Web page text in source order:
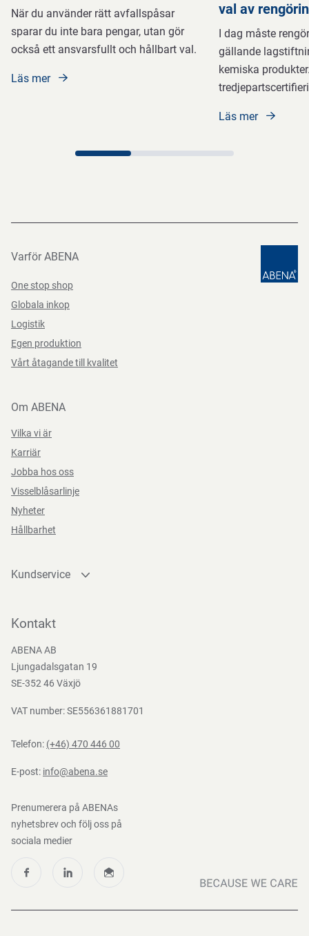
När du använder rätt avfallspåsar
sparar du inte bara pengar, utan gör
också ett ansvarsfullt och hållbart val.
Läs mer
val av
I dag måste
gällande
kemiska
Läs mer
Varför ABENA
One stop shop
Globala inkop
Logistik
Egen produktion
Vårt åtagande till kvalitet
Om ABENA
Vilka vi är
Karriär
Jobba hos oss
Visselblåsarlinje
Nyheter
Hållbarhet
Kundservice
Bli kund
Nedladdningar
Kontakt
ABENA AB
Ljungadalsgatan 19
SE-352 46 Växjö
VAT number: SE556361881701
Telefon: (+46) 470 446 00
E-post: info@abena.se
Prenumerera på ABENAs
nyhetsbrev och följ oss på
sociala medier